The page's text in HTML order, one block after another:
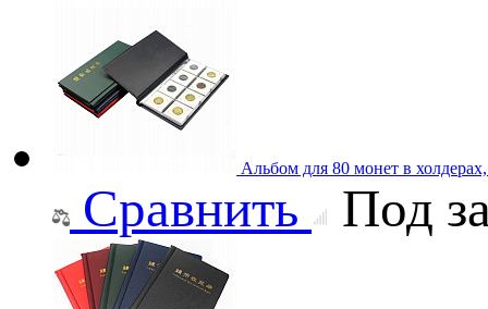
Альбом для 80 монет в
Сравнить Под